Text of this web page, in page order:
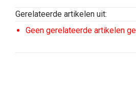
Gerelateerde artikelen uit:
Geen gerelateerde artikelen